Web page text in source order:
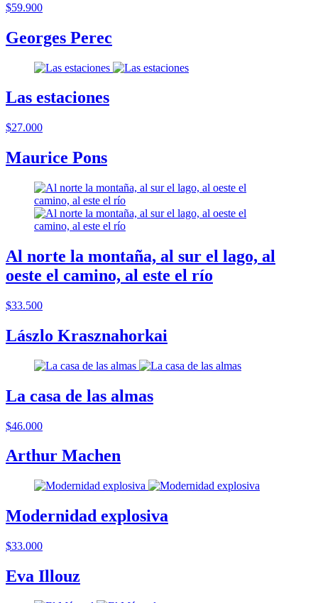
$59.900
Georges Perec
Las estaciones
$27.000
Maurice Pons
Al norte la montaña, al sur el lago, al
oeste el camino, al este el río
$33.500
Lászlo Krasznahorkai
La casa de las almas
$46.000
Arthur Machen
Modernidad explosiva
$33.000
Eva Illouz